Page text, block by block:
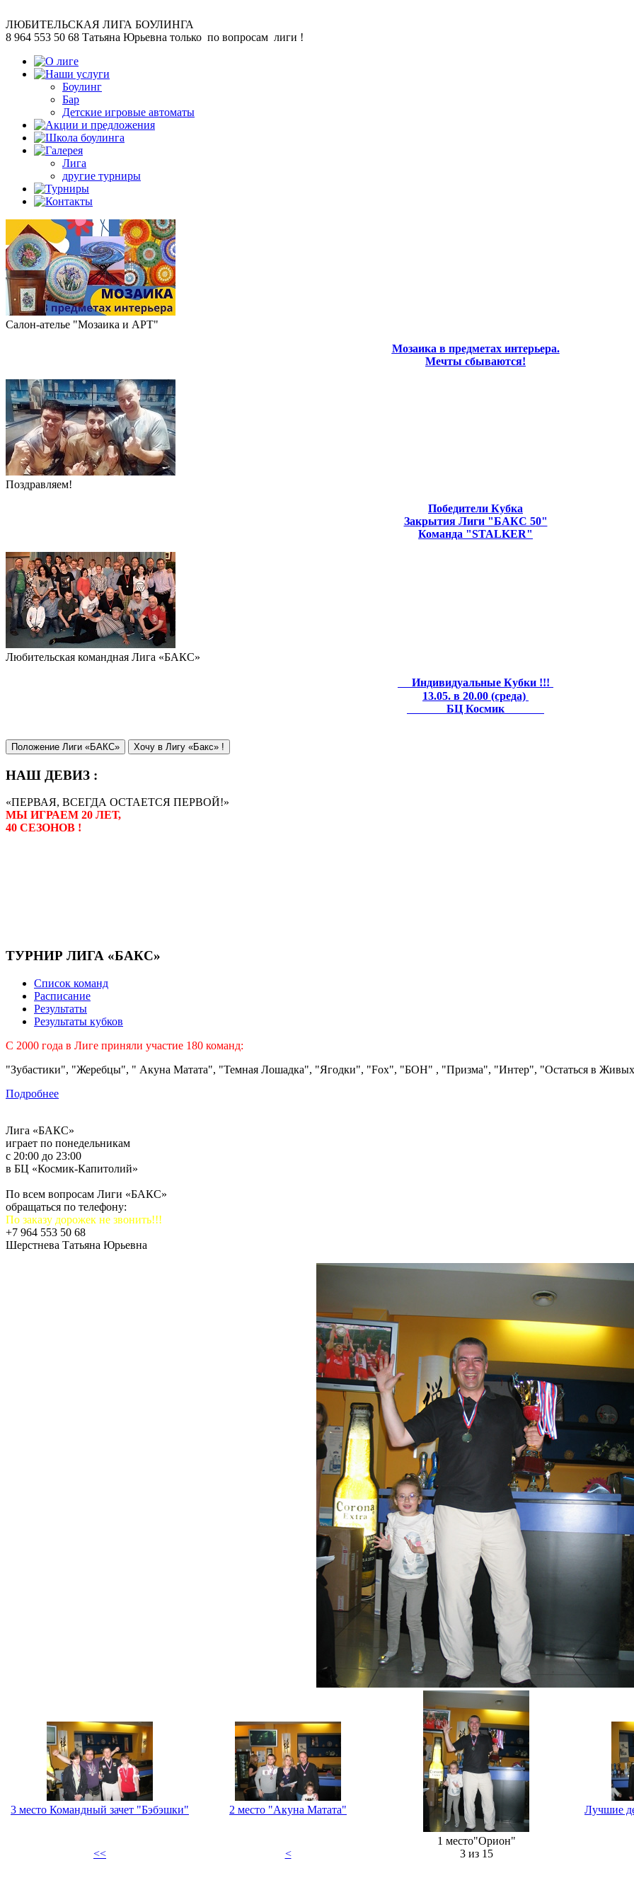
ЛЮБИТЕЛЬСКАЯ ЛИГА БОУЛИНГА
8 964 553 50 68 Татьяна Юрьевна только по вопросам лиги !
Боулинг
Бар
Детские игровые автоматы
Лига
другие турниры
Салон-ателье "Мозаика и АРТ"
Мозаика в предметах интерьера.
Мечты сбываются!
Поздравляем!
Победители Кубка
Закрытия Лиги "БАКС 50"
Команда "STALKER"
Любительская командная Лига «БАКС»
Индивидуальные Кубки !!!
13.05. в 20.00 (среда)
БЦ Космик
Положение Лиги «БАКС» Хочу в Лигу «Бакс» !
НАШ ДЕВИЗ :
«ПЕРВАЯ, ВСЕГДА ОСТАЕТСЯ ПЕРВОЙ!»
МЫ ИГРАЕМ 20 ЛЕТ,
40 СЕЗОНОВ !
ТУРНИР ЛИГА «БАКС»
Список команд
Расписание
Результаты
Результаты кубков
C 2000 года в Лиге приняли участие 180 команд:
"Зубастики", "Жеребцы", " Акуна Матата", "Темная Лошадка", "Ягодки", "Fох", "БОН" , "Призма", "Интер", "Остаться в
Подробнее
Лига «БАКС»
играет по понедельникам
с 20:00 до 23:00
в БЦ «Космик-Капитолий»
По всем вопросам Лиги «БАКС»
обращаться по телефону:
По заказу дорожек не звонить!!!
+7 964 553 50 68
Шерстнева Татьяна Юрьевна
3 место Командный зачет "Бэбэшки" 2 место "Акуна Матата"
1 место"Орион"
Лучшие
<< < 3 из 15